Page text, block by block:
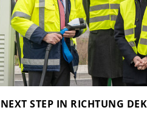
NEXT STEP IN RICHTUNG